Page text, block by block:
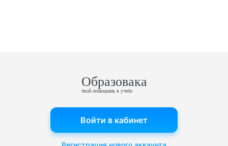
Образовака
твой помощник в учебе
Войти в кабинет